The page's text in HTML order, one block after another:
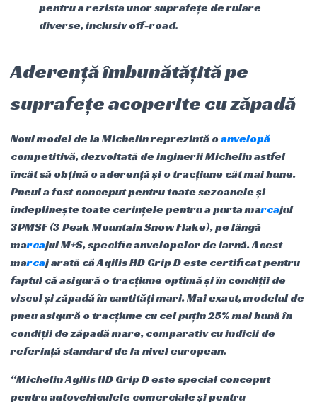
pentru a rezista unor suprafețe de rulare
diverse, inclusiv off-road.
Aderență îmbunătățită pe
suprafețe acoperite cu zăpadă
Noul model de la Michelin reprezintă oanvelopă
competitivă, dezvoltată de inginerii Michelin astfel
încât să obțină o aderență și o tracțiune cât mai bune.
Pneul a fost conceput pentru toate sezoanele și
îndeplinește toate cerințele pentru a purta marcajul
3PMSF (3 Peak Mountain Snow Flake), pe lângă
marcajul M+S, specific anvelopelor de iarnă. Acest
marcaj arată că Agilis HD Grip D este certificat pentru
faptul că asigură o tracțiune optimă și în condiții de
viscol și zăpadă în cantități mari. Mai exact, modelul de
pneu asigură o tracțiune cu cel puțin 25% mai bună în
condiții de zăpadă mare, comparativ cu indicii de
referință standard de la nivel european.
“Michelin Agilis HD Grip D este special conceput
pentru autovehiculele comerciale și pentru